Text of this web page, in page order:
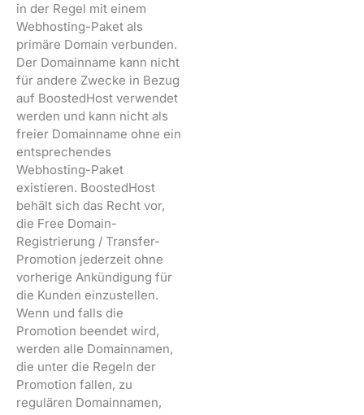
in der Regel mit einem
Webhosting-Paket als
primäre Domain verbunden.
Der Domainname kann nicht
für andere Zwecke in Bezug
auf BoostedHost verwendet
werden und kann nicht als
freier Domainname ohne ein
entsprechendes
Webhosting-Paket
existieren. BoostedHost
behält sich das Recht vor,
die Free Domain-
Registrierung / Transfer-
Promotion jederzeit ohne
vorherige Ankündigung für
die Kunden einzustellen.
Wenn und falls die
Promotion beendet wird,
werden alle Domainnamen,
die unter die Regeln der
Promotion fallen, zu
regulären Domainnamen,